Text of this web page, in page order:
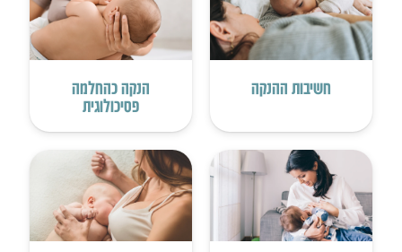
חשיבות ההנקה
הנקה כהחלמה
פסיכולוגית